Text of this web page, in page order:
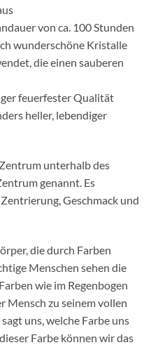
von ca. 100 Stunden
wunderschöne Kristalle
die einen sauberen
feuerfester Qualität
heller, lebendiger
unterhalb des
genannt. Es
Geschmack und
die durch Farben
Menschen sehen die
wie im Regenbogen
Mensch zu seinem vollen
uns, welche Farbe uns
Farbe können wir das